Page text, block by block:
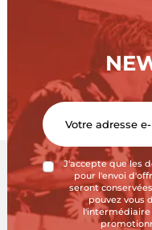
J'accepte que les
pour l'envoi
seront
pouvez vous
l'intermédiaire